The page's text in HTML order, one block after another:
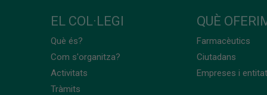
EL COL·LEGI
Què és?
Com s'organitza?
Activitats
Tràmits
QUÈ
Farmacèutics
Ciutadans
Empreses i